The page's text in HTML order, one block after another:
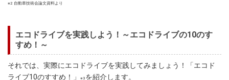
※2 自動車技術会論文資料より
エコドライブを実践しよう！～エコドライブの10のす
すめ！～
それでは、実際にエコドライブを実践してみましょう！「エコド
ライブ10のすすめ！」
※3 を紹介します。